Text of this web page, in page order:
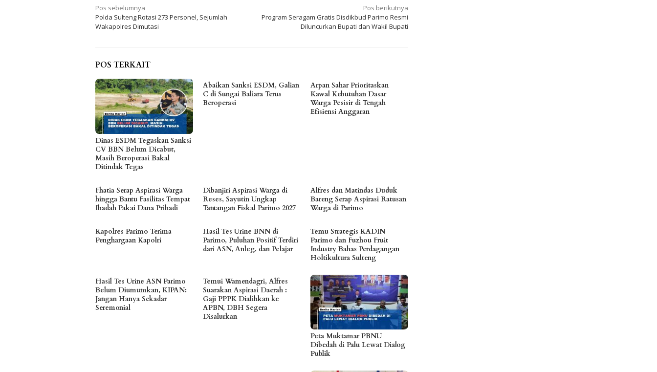
Navigasi
pos
Pos sebelumnya
Polda Sulteng Rotasi 273 Personel, Sejumlah
Wakapolres Dimutasi
Pos berikutnya
Program Seragam Gratis Disdikbud Parimo Resmi
Diluncurkan Bupati dan Wakil Bupati
POS TERKAIT
Dinas ESDM Tegaskan Sanksi
CV BBN Belum Dicabut,
Masih Beroperasi Bakal
Ditindak Tegas
Abaikan Sanksi ESDM, Galian
C di Sungai Baliara Terus
Beroperasi
Arpan Sahar Prioritaskan
Kawal Kebutuhan Dasar
Warga Pesisir di Tengah
Efisiensi Anggaran
Fhatia Serap Aspirasi Warga
hingga Bantu Fasilitas Tempat
Ibadah Pakai Dana Pribadi
Dibanjiri Aspirasi Warga di
Reses, Sayutin Ungkap
Tantangan Fiskal Parimo 2027
Alfres dan Matindas Duduk
Bareng Serap Aspirasi Ratusan
Warga di Parimo
Kapolres Parimo Terima
Penghargaan Kapolri
Hasil Tes Urine BNN di
Parimo, Puluhan Positif Terdiri
dari ASN, Anleg, dan Pelajar
Temu Strategis KADIN
Parimo dan Fuzhou Fruit
Industry Bahas Perdagangan
Holtikultura Sulteng
Hasil Tes Urine ASN Parimo
Belum Diumumkan, KIPAN:
Jangan Hanya Sekadar
Seremonial
Temui Wamendagri, Alfres
Suarakan Aspirasi Daerah :
Gaji PPPK Dialihkan ke
APBN, DBH Segera
Disalurkan
Peta Muktamar PBNU
Dibedah di Palu Lewat Dialog
Publik